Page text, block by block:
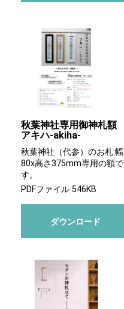
秋葉神社専用御神札額
アキハ-akiha-
秋葉神社（代参）のお札:幅
80x高さ375mm専用の額で
す。
PDFファイル 546KB
ダウンロード